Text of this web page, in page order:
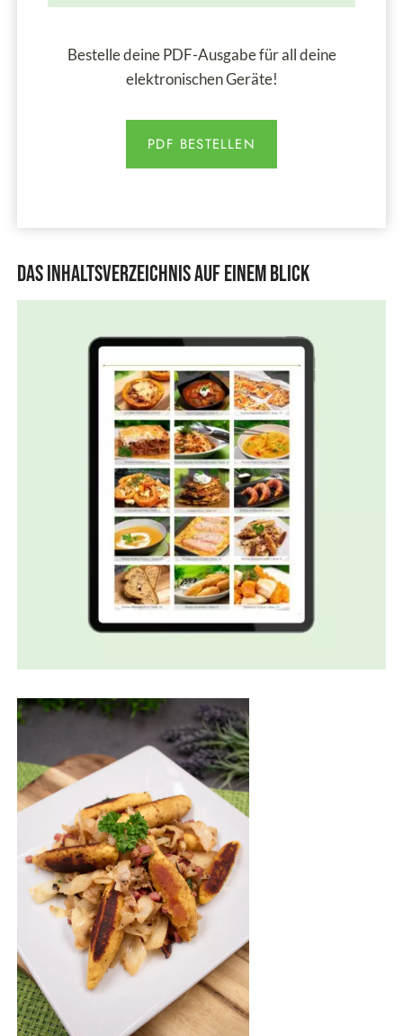
Bestelle deine PDF-Ausgabe für all deine
elektronischen Geräte!
PDF BESTELLEN
Das Inhaltsverzeichnis auf einem Blick